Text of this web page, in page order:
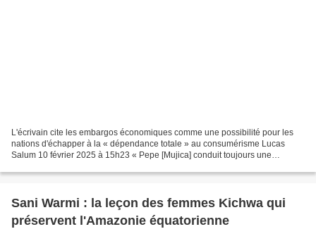
L'écrivain cite les embargos économiques comme une possibilité pour les
nations d'échapper à la « dépendance totale » au consumérisme Lucas
Salum 10 février 2025 à 15h23 « Pepe [Mujica] conduit toujours une
Sani Warmi : la leçon des femmes Kichwa qui
préservent l'Amazonie équatorienne